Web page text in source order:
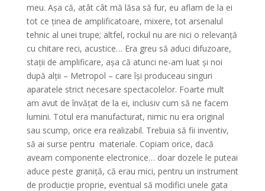
meu. Așa că, atât cât mă lăsa să fur, eu aflam de la ei
tot ce ținea de amplificatoare, mixere, tot arsenalul
tehnic al unei trupe; altfel, rockul nu are nici o relevanță
cu chitare reci, acustice… Era greu să aduci difuzoare,
stații de amplificare, așa că atunci ne-am luat și noi
după alții – Metropol – care își produceau singuri
aparatele strict necesare spectacolelor. Foarte mult
am avut de învățat de la ei, inclusiv cum să ne facem
lumini. Totul era manufacturat, nimic nu era original
sau scump, orice era realizabil. Trebuia să fii inventiv,
să ai surse pentru materiale. Copiam orice, dacă
aveam componente electronice… doar dozele le puteai
aduce peste graniță, că erau mici, pentru un instrument
de producție proprie, eventual să modifici unele gata